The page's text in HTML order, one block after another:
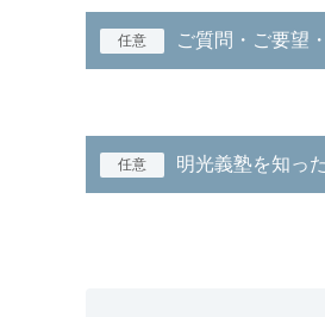
任意 ご質問・ご要望
任意 明光義塾を知っ